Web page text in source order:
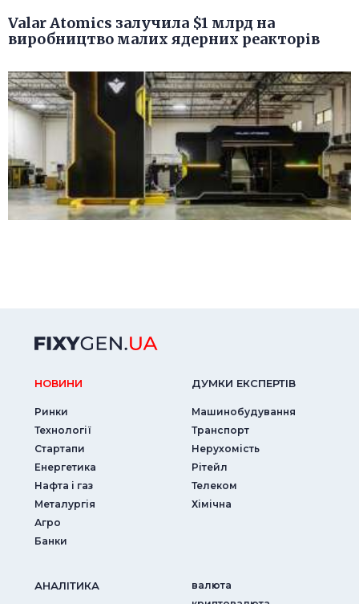
Valar Atomics залучила $1 млрд на
виробництво малих ядерних реакторів
НОВИНИ
Ринки
Технології
Стартапи
Енергетика
Нафта і газ
Металургія
Агро
Банки
ДУМКИ ЕКСПЕРТIВ
Машинобудування
Транспорт
Нерухомість
Рітейл
Телеком
Хімічна
АНАЛIТИКА
валюта